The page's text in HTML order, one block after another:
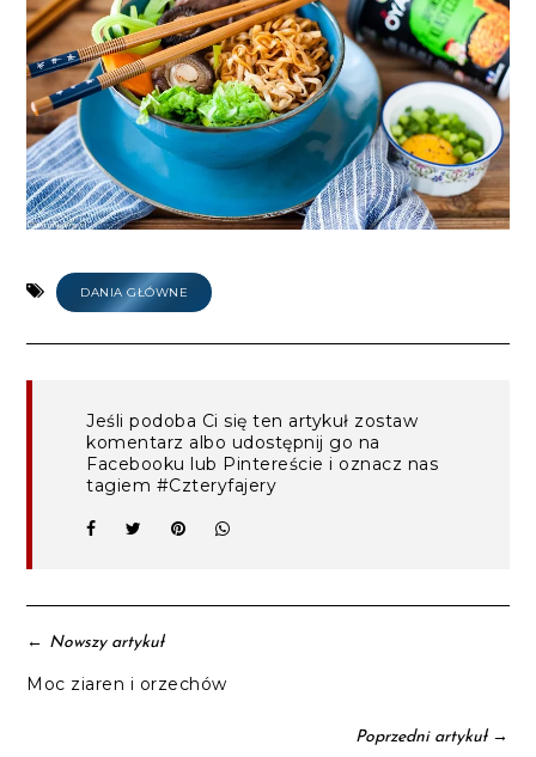
DANIA GŁÓWNE
Jeśli podoba Ci się ten artykuł zostaw
komentarz albo udostępnij go na
Facebooku lub Pintereście i oznacz nas
tagiem #Czteryfajery
← Nowszy artykuł
Moc ziaren i orzechów
Poprzedni artykuł→